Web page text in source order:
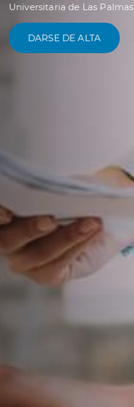
Universitaria de Las Palmas
DARSE DE ALTA